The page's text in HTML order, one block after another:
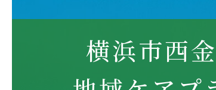
横浜市西